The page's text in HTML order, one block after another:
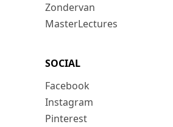
Zondervan
MasterLectures
SOCIAL
Facebook
Instagram
Pinterest